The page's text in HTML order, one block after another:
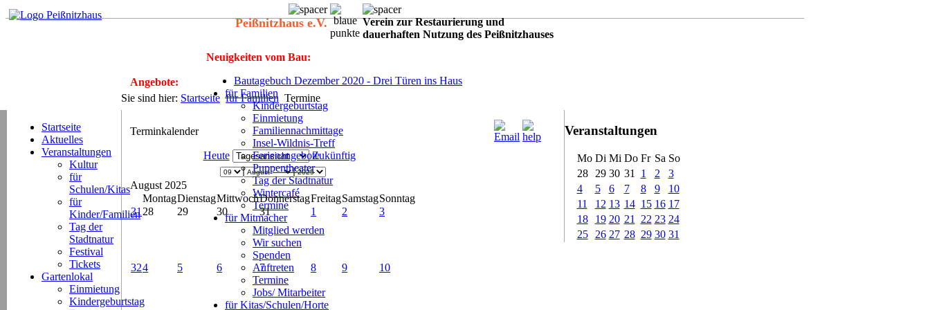
Peißnitzhaus e.V.
Verein zur Restaurierung und
dauerhaften Nutzung des Peißnitzhauses
Neuigkeiten vom Bau:
Bautagebuch Dezember 2020 - Drei Türen ins Haus
für Familien
Kindergeburtstag
Einmietung
Familiennachmittage
Insel-Wildnis-Treff
Ferienangebote
Puppentheater
Tag der Stadtnatur
Wintercafé
Termine
für Mitmacher
Mitglied werden
Wir suchen
Spenden
Auftreten
Termine
Jobs/ Mitarbeiter
für Kitas/Schulen/Horte
Angebote:
Sie sind hier: Startseite für Familien Termine
Startseite
Aktuelles
Veranstaltungen
Kultur
für
Schulen/Kitas
für
Kinder/Familien
Tag der
Stadtnatur
Festival
Tickets
Gartenlokal
Einmietung
Kindergeburtstag
Veranstaltungen
Mo Di Mi Do Fr Sa So
28
29 30 31 1 2
3
4
5 6 7 8 9
10
11
12 13 14 15 16 17
18
19 20 21 22 23 24
25
26 27 28 29 30 31
Terminkalender
Heute Zukünftig
August 2025
MontagDienstagMittwochDonnerstagFreitagSamstagSonntag
31 28 29 30 31 1 2 3
324 5 6 7 8 9 10